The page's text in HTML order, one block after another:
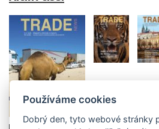
Používáme cookies
Dobrý den, tyto webové stránky